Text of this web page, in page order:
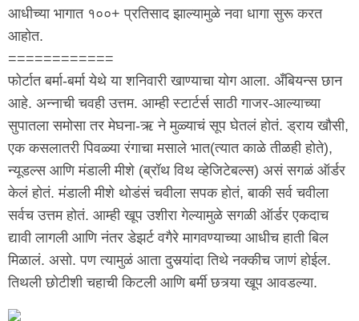
आधीच्या भागात १००+ प्रतिसाद झाल्यामुळे नवा धागा सुरू करत
आहोत.
============
फोर्टात बर्मा-बर्मा येथे या शनिवारी खाण्याचा योग आला. अँबियन्स छान
आहे. अन्नाची चवही उत्तम. आम्ही स्टार्टर्स साठी गाजर-आल्याच्या
सुपातला समोसा तर मेघना-ऋ ने मुळ्याचं सूप घेतलं होतं. ड्राय खौसी,
एक कसलातरी पिवळ्या रंगाचा मसाले भात(त्यात काळे तीळही होते),
न्यूडल्स आणि मंडाली मीशे (ब्रॉथ विथ व्हेजिटेबल्स) असं सगळं ऑर्डर
केलं होतं. मंडाली मीशे थोडंसं चवीला सपक होतं, बाकी सर्व चवीला
सर्वच उत्तम होतं. आम्ही खूप उशीरा गेल्यामुळे सगळी ऑर्डर एकदाच
द्यावी लागली आणि नंतर डेझर्ट वगैरे मागवण्याच्या आधीच हाती बिल
मिळालं. असो. पण त्यामुळं आता दुसर्‍यांदा तिथे नक्कीच जाणं होईल.
तिथली छोटीशी चहाची किटली आणि बर्मी छत्र्या खूप आवडल्या.